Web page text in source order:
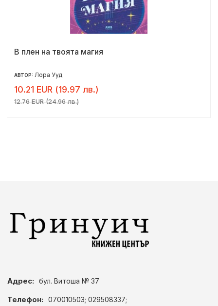
В плен на твоята магия
АВТОР: Лора Ууд
10.21 EUR (19.97 лв.)
12.76 EUR (24.96 лв.)
Адрес: бул. Витоша № 37
Телефон: 070010503; 029508337;